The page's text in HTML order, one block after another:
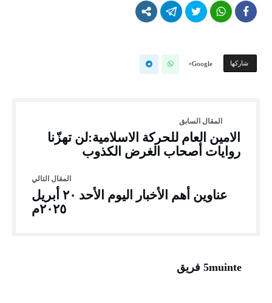
‫‫ شاركها‬ Google+
الامين العام للحركة الاسلامية:لن تهزّنا
روايات أصحاب الغرض الكذوب
عناوين أهم الأخبار اليوم الأحد ٢٠ أبريل
٢٠٢٥م
5muinte فريق